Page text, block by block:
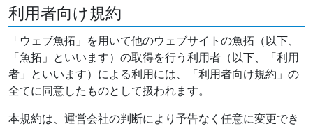
利用者向け規約
「ウェブ魚拓」を用いて他のウェブサイトの魚拓（以下、
「魚拓」といいます）の取得を行う利用者（以下、「利用
者」といいます）による利用には、「利用者向け規約」の
全てに同意したものとして扱われます。
本規約は、運営会社の判断により予告なく任意に変更でき